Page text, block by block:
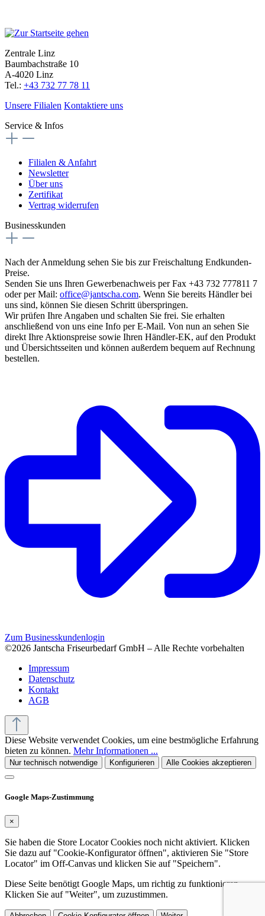
Zentrale Linz
Baumbachstraße 10
A-4020 Linz
Tel.: +43 732 77 78 11
Unsere Filialen Kontaktiere uns
Service & Infos
Filialen & Anfahrt
Newsletter
Über uns
Zertifikat
Vertrag widerrufen
Businesskunden
Nach der Anmeldung sehen Sie bis zur Freischaltung Endkunden-
Preise.
Senden Sie uns Ihren Gewerbenachweis per Fax +43 732 777811 7
oder per Mail: office@jantscha.com. Wenn Sie bereits Händler bei
uns sind, können Sie diesen Schritt überspringen.
Wir prüfen Ihre Angaben und schalten Sie frei. Sie erhalten
anschließend von uns eine Info per E-Mail. Von nun an sehen Sie
direkt Ihre Aktionspreise sowie Ihren Händler-EK, auf den Produkt
und Übersichtsseiten und können außerdem bequem auf Rechnung
bestellen.
Zum Businesskundenlogin
©2026 Jantscha Friseurbedarf GmbH – Alle Rechte vorbehalten
Impressum
Datenschutz
Kontakt
AGB
Diese Website verwendet Cookies, um eine bestmögliche Erfahrung
bieten zu können. Mehr Informationen ...
Nur technisch notwendige Konfigurieren Alle Cookies akzeptieren
Google Maps-Zustimmung
×
Sie haben die Store Locator Cookies noch nicht aktiviert. Klicken
Sie dazu auf "Cookie-Konfigurator öffnen", aktivieren Sie "Store
Locator" im Off-Canvas und klicken Sie auf "Speichern".
Diese Seite benötigt Google Maps, um richtig zu funktionieren.
Klicken Sie auf "Weiter", um zuzustimmen.